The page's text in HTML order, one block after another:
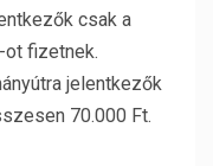
csak a
ot fizetnek.
jelentkezők
70.000 Ft.